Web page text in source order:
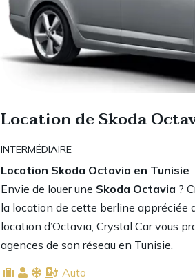
Location de Skoda
INTERMÉDIAIRE
Location Skoda Octavia en Tunisie
Envie de louer une Skoda Octavia ?
la location de cette berline appréciée
location d’Octavia, Crystal Car vous
agences de son réseau en Tunisie.
Auto